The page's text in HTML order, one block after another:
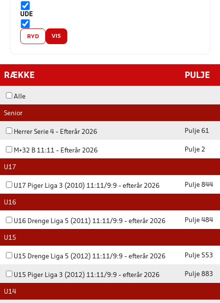
UDE
RYD VIS
RÆKKE PULJE
Alle
Senior
Herrer Serie 4 - Efterår 2026 Pulje 61
M+32 B 11:11 - Efterår 2026 Pulje 2
U17
U17 Piger Liga 3 (2010) 11:11/9:9 - efterår 2026 Pulje 844
U16
U16 Drenge Liga 5 (2011) 11:11/9:9 - efterår 2026 Pulje 484
U15
U15 Drenge Liga 5 (2012) 11:11/9:9 - efterår 2026 Pulje 553
U15 Piger Liga 3 (2012) 11:11/9:9 - efterår 2026 Pulje 883
U14